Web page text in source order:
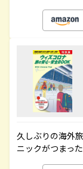
久しぶりの海外
ニックがつまっ